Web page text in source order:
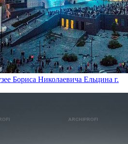
Бориса Николаевича Ельцина г.